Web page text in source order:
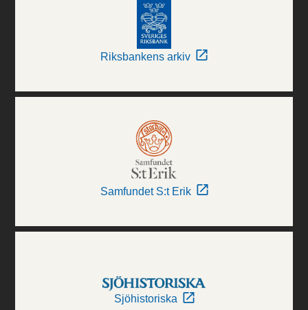
Riksbankens arkiv
Samfundet S:t Erik
Sjöhistoriska